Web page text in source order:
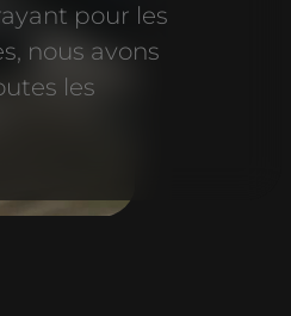
pour les
nous avons
les